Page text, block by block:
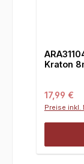
Kraton
Regulärer
17,99 €
Preise inkl.